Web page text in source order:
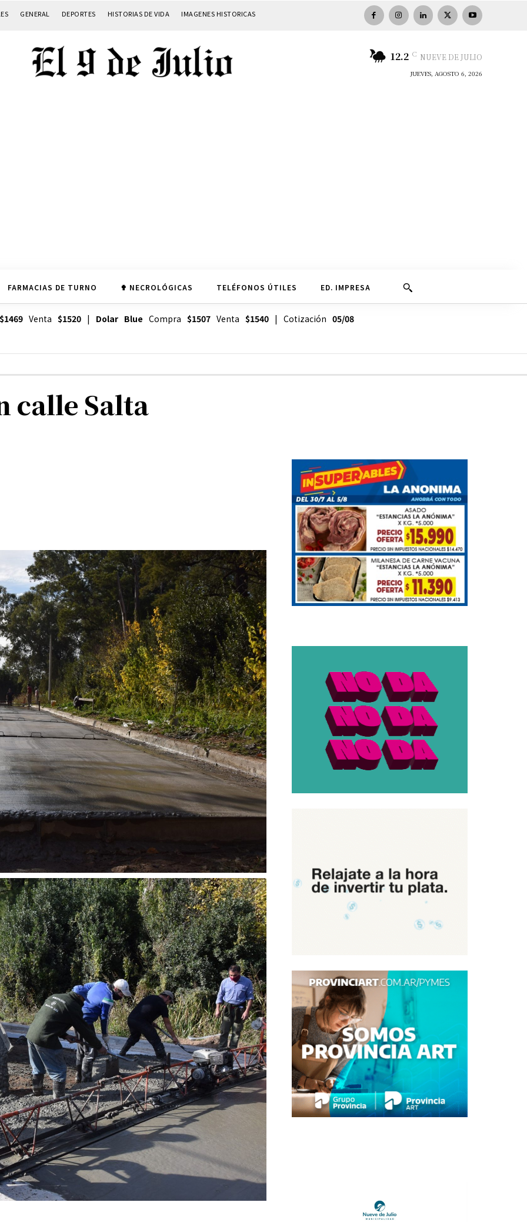
gratis
correo electrónico*
GENERAL DEPORTES HISTORIAS DE VIDA IMAGENES HISTORICAS
12.2 C NUEVE DE JULIO
JUEVES, AGOSTO 6, 2026
FARMACIAS DE TURNO ✟ NECROLÓGICAS TELÉFONOS ÚTILES ED. IMPRESA
$1469Venta $1520| Dolar Blue Compra $1507Venta $1540| Cotización 05/08
calle Salta